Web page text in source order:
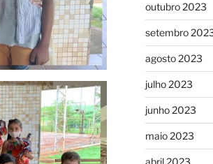
outubro 2023
setembro
agosto 2023
julho 2023
junho 2023
maio 2023